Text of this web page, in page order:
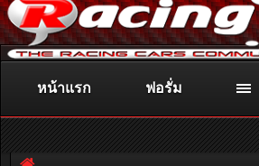
ติดต่อลงโฆษณา racingweb@gmail.com
หรืออ่านรายละเอียดเพิ่มเติ
หน้าแรก ฟอรั่ม